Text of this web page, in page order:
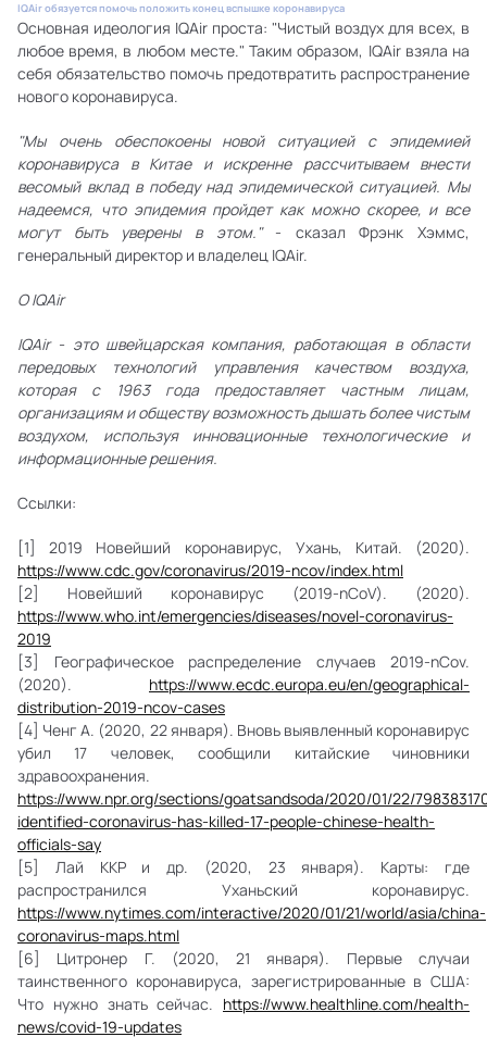
IQAir обязуется помочь положить конец вспышке коронавируса
Основная идеология IQAir проста: "Чистый воздух для всех, в
любое время, в любом месте." Таким образом, IQAir взяла на
себя обязательство помочь предотвратить распространение
нового коронавируса.
"Мы очень обеспокоены новой ситуацией с эпидемией
коронавируса в Китае и искренне рассчитываем внести
весомый вклад в победу над эпидемической ситуацией. Мы
надеемся, что эпидемия пройдет как можно скорее, и все
могут быть уверены в этом."- сказал Фрэнк Хэммс,
генеральный директор и владелец IQAir.
О IQAir
IQAir - это швейцарская компания, работающая в области
передовых технологий управления качеством воздуха,
которая с 1963 года предоставляет частным лицам,
организациям и обществу возможность дышать более чистым
воздухом, используя инновационные технологические и
информационные решения.
Ссылки:
[1] 2019 Новейший коронавирус, Ухань, Китай. (2020).
https://www.cdc.gov/coronavirus/2019-ncov/index.html
[2] Новейший коронавирус (2019-nCoV). (2020).
https://www.who.int/emergencies/diseases/novel-coronavirus-
2019
[3] Географическое распределение случаев 2019-nCov.
(2020). https://www.ecdc.europa.eu/en/geographical-
distribution-2019-ncov-cases
[4] Ченг А. (2020, 22 января). Вновь выявленный коронавирус
убил 17 человек, сообщили китайские чиновники
здравоохранения.
https://www.npr.org/sections/goatsandsoda/2020/01/22/
identified-coronavirus-has-killed-17-people-chinese-health-
officials-say
[5] Лай ККР и др. (2020, 23 января). Карты: где
распространился Уханьский коронавирус.
https://www.nytimes.com/interactive/2020/01/21/world/asia/china-
coronavirus-maps.html
[6] Цитронер Г. (2020, 21 января). Первые случаи
таинственного коронавируса, зарегистрированные в США:
Что нужно знать сейчас. https://www.healthline.com/health-
news/covid-19-updates